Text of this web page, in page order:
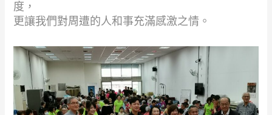
度，
更讓我們對周遭的人和事充滿感激之情。